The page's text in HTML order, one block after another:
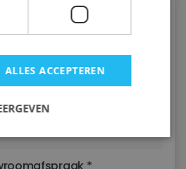
in
ALLES ACCEPTEREN